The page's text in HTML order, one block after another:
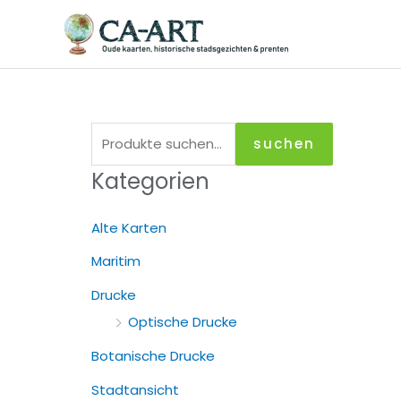
u
c
n
a
h
suchen
Kategorien
Alte Karten
Maritim
Drucke
Optische Drucke
Botanische Drucke
Stadtansicht